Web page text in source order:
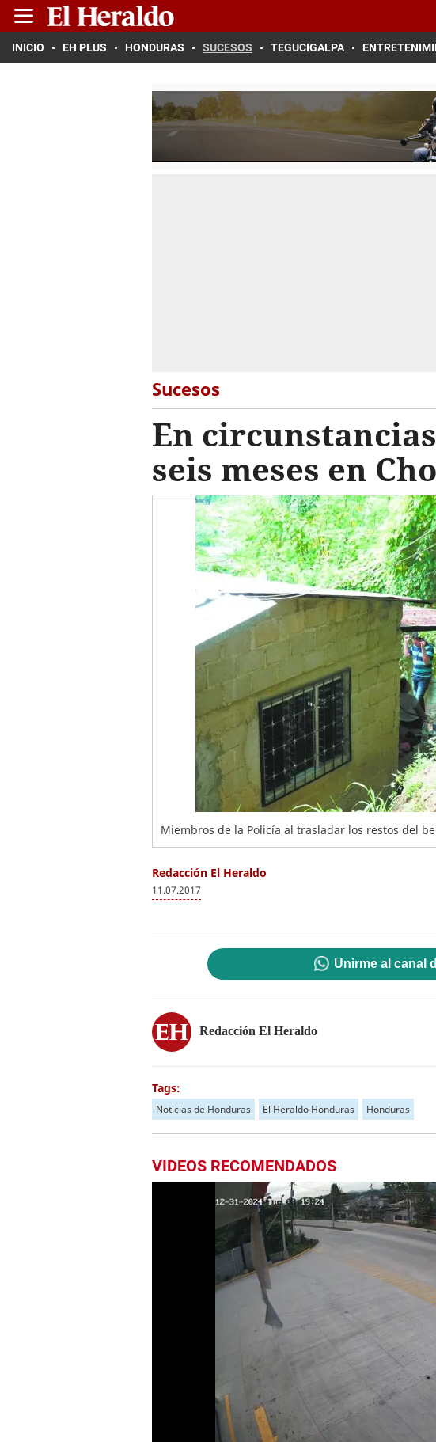
INICIO EH PLUS HONDURAS SUCESOS TEGUCIGALPA
Sucesos
En
seis meses en
Miembros de la Policía al trasladar los restos del
Redacción El Heraldo
11.07.2017
Unirme al canal
Redacción El Heraldo
Tags:
Noticias de Honduras El Heraldo Honduras Honduras
VIDEOS RECOMENDADOS